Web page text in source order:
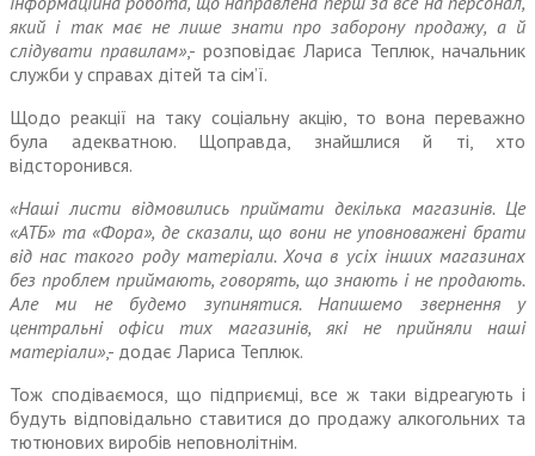
який і так має не лише знати про заборону продажу, а й
слідувати правилам»,- розповідає Лариса Теплюк, начальник
служби у справах дітей та сім’ї.
Щодо реакції на таку соціальну акцію, то вона переважно
була адекватною. Щоправда, знайшлися й ті, хто
відсторонився.
«Наші листи відмовились приймати декілька магазинів. Це
«АТБ» та «Фора», де сказали, що вони не уповноважені брати
від нас такого роду матеріали. Хоча в усіх інших магазинах
без проблем приймають, говорять, що знають і не продають.
Але ми не будемо зупинятися. Напишемо звернення у
центральні офіси тих магазинів, які не прийняли наші
матеріали»,- додає Лариса Теплюк.
Тож сподіваємося, що підприємці, все ж таки відреагують і
будуть відповідально ставитися до продажу алкогольних та
тютюнових виробів неповнолітнім.